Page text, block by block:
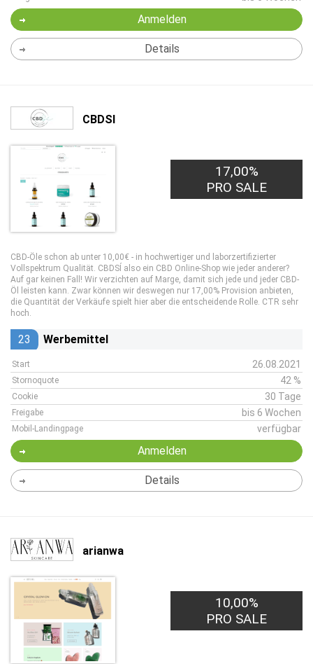
Anmelden
Details
CBDSI
17,00%
PRO SALE
CBD-Öle schon ab unter 10,00€ - in hochwertiger und laborzertifizierter
Vollspektrum Qualität. CBDSÍ also ein CBD Online-Shop wie jeder anderer?
Auf gar keinen Fall! Wir verzichten auf Marge, damit sich jede und jeder CBD-
Öl leisten kann. Zwar können wir deswegen nur 17,00% Provision anbieten,
die Quantität der Verkäufe spielt hier aber die entscheidende Rolle. CTR sehr
hoch.
23 Werbemittel
Start 26.08.2021
Stornoquote 42 %
Cookie 30 Tage
Freigabe bis 6 Wochen
Mobil-Landingpage verfügbar
Anmelden
Details
arianwa
10,00%
PRO SALE